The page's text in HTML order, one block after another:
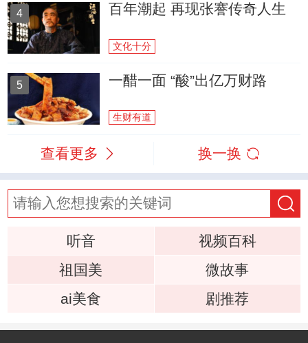
4 百年潮起 再现张謇传奇人生
文化十分
5 一醋一面 “酸”出亿万财路
生财有道
查看更多 换一换
听音
视频百科
祖国美
微故事
ai美食
剧推荐